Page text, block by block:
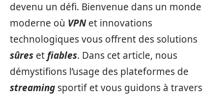
devenu un défi. Bienvenue dans un monde
moderne où VPNet innovations
technologiques vous offrent des solutions
sûres et fiables. Dans cet article, nous
démystifions l’usage des plateformes de
streaming sportif et vous guidons à travers